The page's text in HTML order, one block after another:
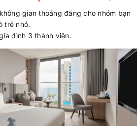
gian thoáng đãng cho nhóm bạn
trẻ nhỏ.
đình 3 thành viên.